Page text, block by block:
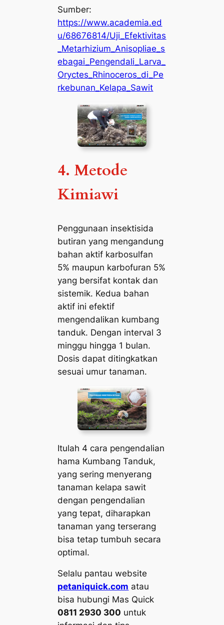
Sumber:
https://www.academia.ed
u/68676814/Uji_Efektivitas
_Metarhizium_Anisopliae_s
ebagai_Pengendali_Larva_
Oryctes_Rhinoceros_di_Pe
rkebunan_Kelapa_Sawit
4. Metode
Kimiawi
Penggunaan insektisida
butiran yang mengandung
bahan aktif karbosulfan
5% maupun karbofuran 5%
yang bersifat kontak dan
sistemik. Kedua bahan
aktif ini efektif
mengendalikan kumbang
tanduk. Dengan interval 3
minggu hingga 1 bulan.
Dosis dapat ditingkatkan
sesuai umur tanaman.
Itulah 4 cara pengendalian
hama Kumbang Tanduk,
yang sering menyerang
tanaman kelapa sawit
dengan pengendalian
yang tepat, diharapkan
tanaman yang terserang
bisa tetap tumbuh secara
optimal.
Selalu pantau website
petaniquick.com atau
bisa hubungi Mas Quick
0811 2930 300 untuk